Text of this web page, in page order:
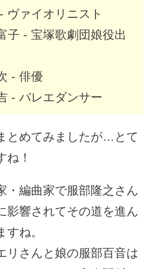
ヴァイオリニスト
子 - 宝塚歌劇団娘役出
- 俳優
- バレエダンサー
とめてみましたが…とて
ね！
・編曲家で服部隆之さん
影響されてその道を進ん
ね。
リさんと娘の服部百音は